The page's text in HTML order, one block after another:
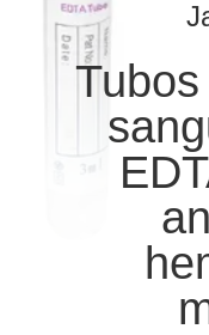
CONTROLE
QUALIDADE
CONTACTE-